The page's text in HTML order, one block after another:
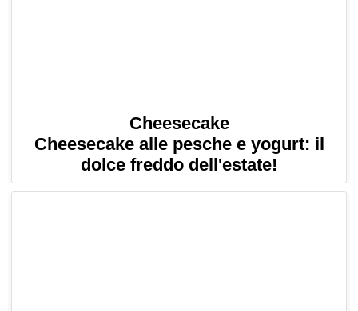
Cheesecake
Cheesecake alle pesche e yogurt: il
dolce freddo dell'estate!